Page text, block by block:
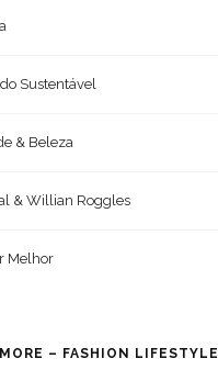
Sustentável
& Beleza
& Willian Roggles
Melhor
– FASHION LIFESTYLE